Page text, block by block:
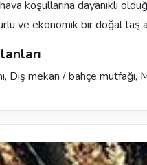
hava koşullarına dayanıklı
ve ekonomik bir doğal taş
Dış mekan / bahçe mutfağı,